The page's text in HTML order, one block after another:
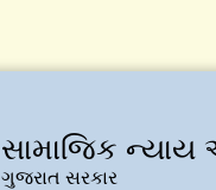
સામાજિક ન્યાય
ગુજરાત સરકાર